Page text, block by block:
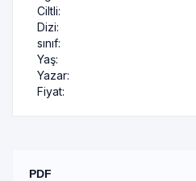
Ciltli:
Dizi:
sınıf:
Yaş:
Yazar:
Fiyat:
PDF